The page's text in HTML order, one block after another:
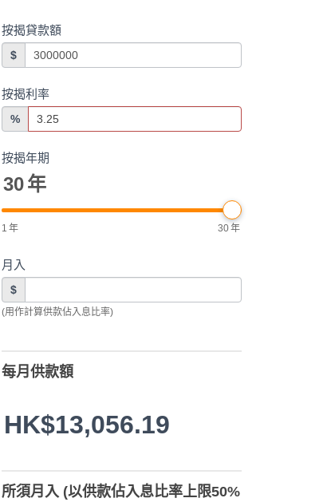
按揭貸款額
$
按揭利率
%
按揭年期
30年
1 年 30年
月入
$
(用作計算供款佔入息比率)
每月供款額
HK$13,056.19
所須月入 (以供款佔入息比率上限50%